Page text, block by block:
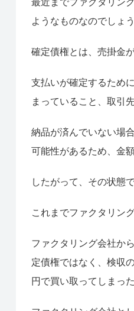
ようなものなのでしょ
確定債権とは、売掛金
支払いが確定するため
まっていること、取引
納品が済んでいない場
可能性があるため、金
したがって、その状態
これまでファクタリン
ファクタリング会社か
定債権ではなく、検収
円で買い取ってしまっ